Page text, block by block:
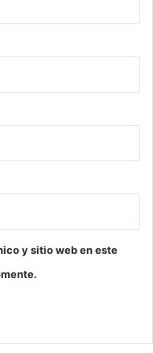
y sitio web en este